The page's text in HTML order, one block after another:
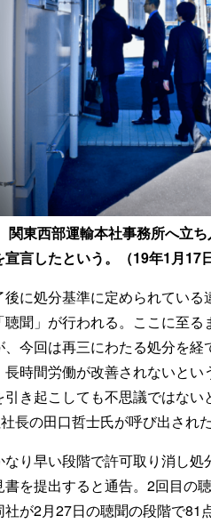
関東西部運輸本社事務所へ立
言したという。（19年1月17
に処分基準に定められてい
聴聞」が行われる。ここに至
今回は再三にわたる処分を経
時間労働が改善されないとい
引き起こしても不思議ではな
長の田口哲士氏が呼び出された
なり早い段階で許可取り消し
書を提出すると通告。2回目の
が2月27日の聴聞の段階で81